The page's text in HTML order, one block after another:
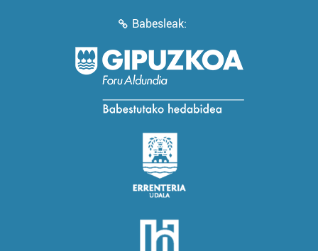
Babesleak: